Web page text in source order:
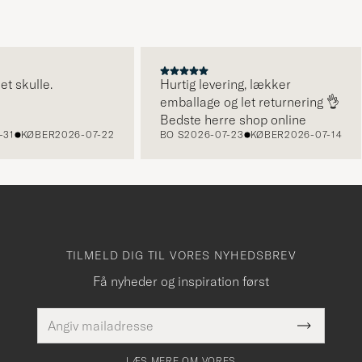
2026-07-22
Hurtig levering, lækker
emballage og let returnering 👌
Bedste herre shop online
BO S2026-07-23 KØBER2026-07-14
TILMELD DIG TIL VORES NYHEDSBREV
Få nyheder og inspiration først
mailadresse
Dette
felt skal
Submit
Newsletter